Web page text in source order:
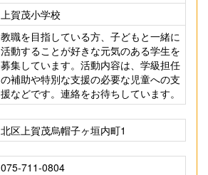
上賀茂小学校
教職を目指している方、子どもと一緒に
活動することが好きな元気のある学生を
募集しています。活動内容は、学級担任
の補助や特別な支援の必要な児童への支
援などです。連絡をお待ちしています。
北区上賀茂烏帽子ヶ垣内町1
075-711-0804